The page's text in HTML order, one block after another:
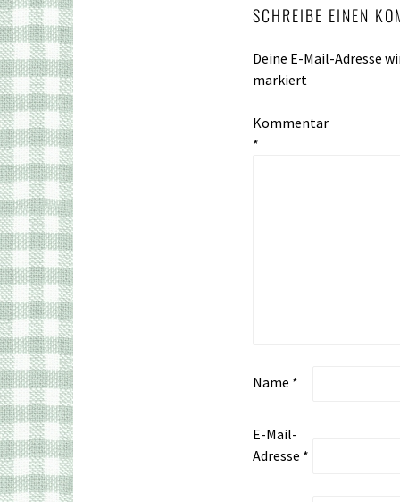
SCHREIBE EINEN
Deine E-Mail-Adresse
markiert
Kommentar
*
Name *
E-Mail-
Adresse *